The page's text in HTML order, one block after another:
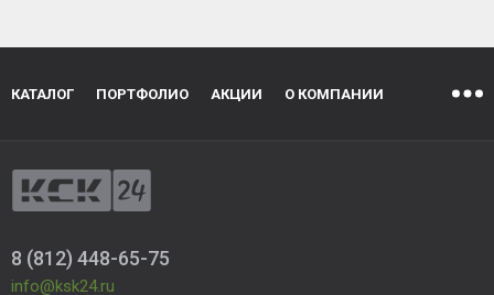
КАТАЛОГ ПОРТФОЛИО АКЦИИ О КОМПАНИИ
8 (812) 448-65-75
info@ksk24.ru